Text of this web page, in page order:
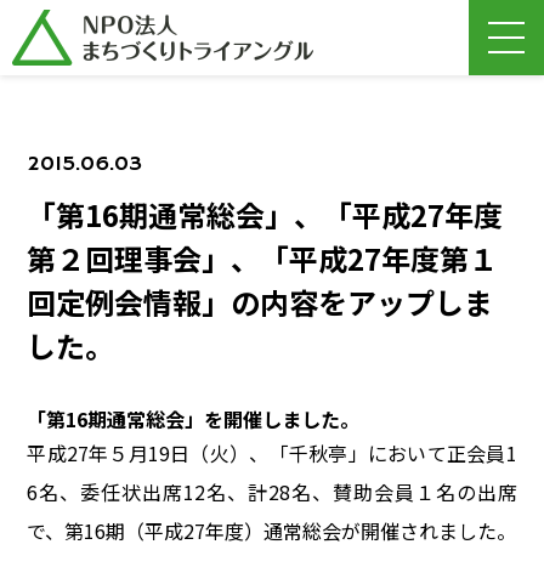
2015.06.03
「第16期通常総会」、「平成27年度
第２回理事会」、「平成27年度第１
回定例会情報」の内容をアップしま
した。
「第16期通常総会」を開催しました。
平成27年５月19日（火）、「千秋亭」において正会員1
6名、委任状出席12名、計28名、賛助会員１名の出席
で、第16期（平成27年度）通常総会が開催されました。